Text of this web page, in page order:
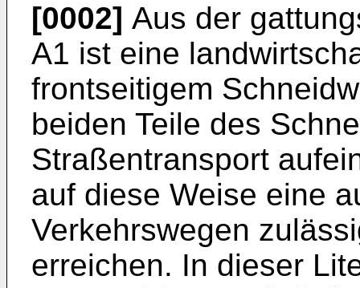
[0002] Aus der
A1 ist eine
frontseitigem
beiden Teile des
Straßentransport
auf diese Weise eine
Verkehrswegen
erreichen. In dieser